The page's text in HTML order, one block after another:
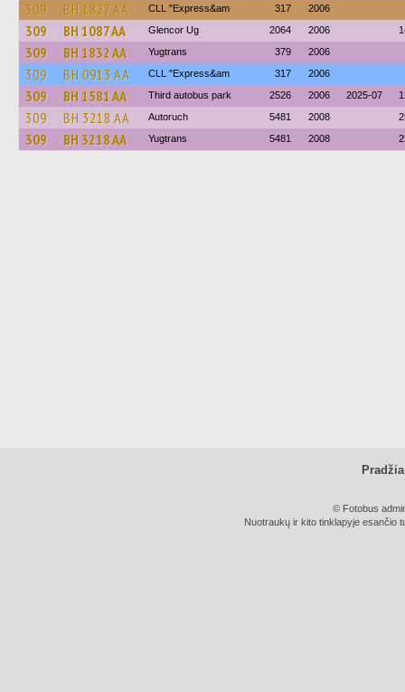
309 BH 1827 AA CLL "Express&am 317 2006
309 BH 1087 AA Glencor Ug 2064 2006
309 BH 1832 AA Yugtrans 379 2006
309 BH 0913 AA CLL "Express&am 317 2006
309 BH 1581 AA Third autobus park 2526 2006 2025-07
309 BH 3218 AA Autoruch 5481 2008
309 BH 3218 AA Yugtrans 5481 2008
Pradžia
© Fotobus
Nuotraukų ir kito tinklapyje esančio